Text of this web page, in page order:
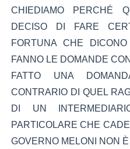
CHIEDIAMO PERCHÉ
DECISO DI FARE
FORTUNA CHE
FANNO LE DOMANDE
FATTO UNA
CONTRARIO DI QUEL
DI UN
PARTICOLARE CHE
GOVERNO MELONI NON